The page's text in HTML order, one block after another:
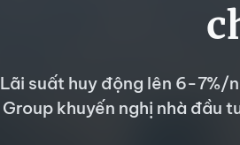
Lãi suất huy động lên 6-7%/
Group khuyến nghị nhà đầu